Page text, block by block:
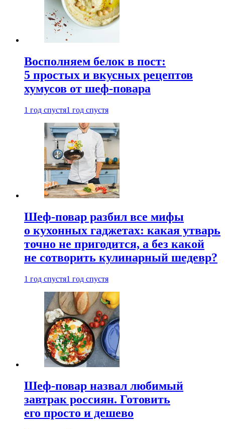
Восполняем белок в пост:
5 простых и вкусных рецептов
хумусов от шеф-повара
1 год спустя1 год спустя
Шеф-повар разбил все мифы
о кухонных гаджетах: какая утварь
точно не пригодится, а без какой
не сотворить кулинарный шедевр?
1 год спустя1 год спустя
Шеф-повар назвал любимый
завтрак россиян. Готовить
его просто и дешево